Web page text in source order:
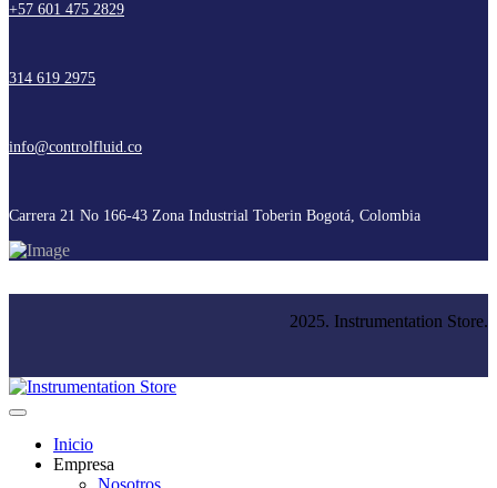
+57 601 475 2829
314 619 2975
info@controlfluid.co
Carrera 21 No 166-43 Zona Industrial Toberin Bogotá, Colombia
2025. Instrumentation Store.
Inicio
Empresa
Nosotros